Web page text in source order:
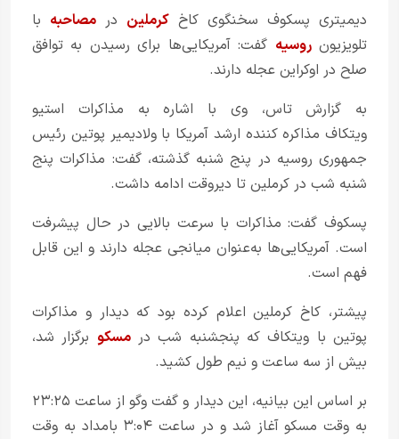
دیمیتری پسکوف سخنگوی کاخ کرملین در مصاحبه با
تلویزیونروسیه گفت: آمریکایی‌ها برای رسیدن به توافق
صلح در اوکراین عجله دارند.
به گزارش تاس، وی با اشاره به مذاکرات استیو
ویتکاف مذاکره کننده ارشد آمریکا با ولادیمیر پوتین رئیس
جمهوری روسیه در پنج شنبه گذشته، گفت: مذاکرات پنج
شنبه شب در کرملین تا دیروقت ادامه داشت.
پسکوف گفت: مذاکرات با سرعت بالایی در حال پیشرفت
است. آمریکایی‌ها به‌عنوان میانجی عجله دارند و این قابل
فهم است.
پیشتر، کاخ کرملین اعلام کرده بود که دیدار و مذاکرات
پوتین با ویتکاف که پنجشنبه شب درمسکو برگزار شد،
بیش از سه ساعت و نیم طول کشید.
بر اساس این بیانیه، این دیدار و گفت وگو از ساعت ۲۳:۲۵
به وقت مسکو آغاز شد و در ساعت ۳:۰۴ بامداد به وقت